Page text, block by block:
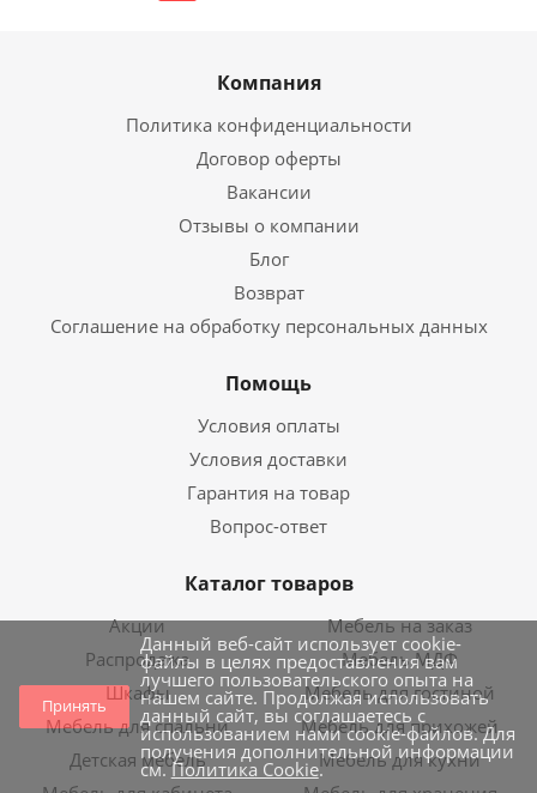
Компания
Политика конфиденциальности
Договор оферты
Вакансии
Отзывы о компании
Блог
Возврат
Соглашение на обработку персональных данных
Помощь
Условия оплаты
Условия доставки
Гарантия на товар
Вопрос-ответ
Каталог товаров
Акции
Мебель на заказ
Распродажа
Мебель МДФ
Шкафы
Мебель для гостиной
Мебель для спальни
Мебель для прихожей
Детская мебель
Мебель для кухни
Принять
Данный веб-сайт использует cookie-
файлы в целях предоставления вам
лучшего пользовательского опыта на
нашем сайте. Продолжая использовать
данный сайт, вы соглашаетесь с
использованием нами cookie-файлов. Для
получения дополнительной информации
см.Политика Cookie.